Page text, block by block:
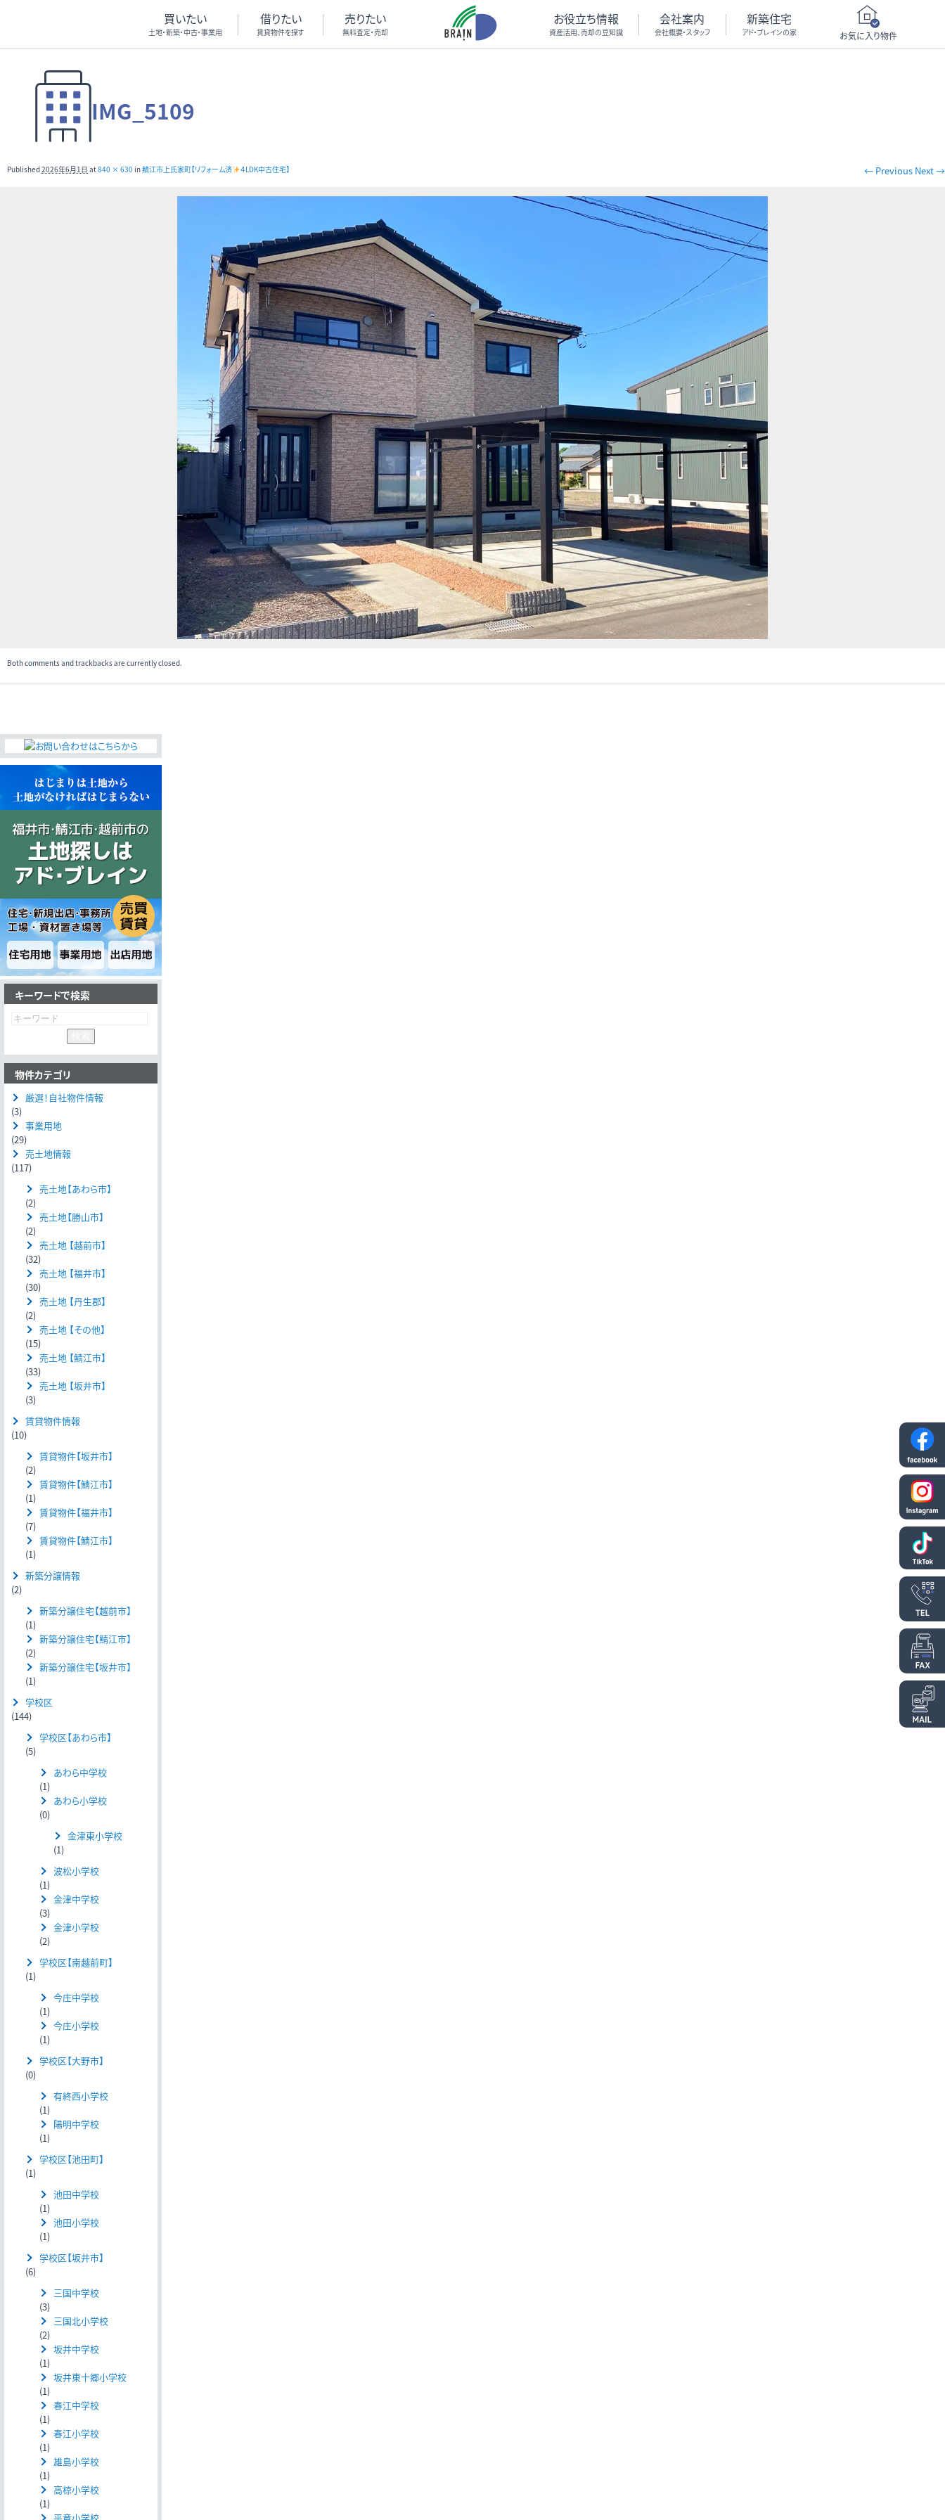
買いたい
土地・新築・中古・事業用
借りたい
賃貸物件を探す
売りたい
無料査定・売却
お役立ち情報
資産活用、売却の豆知識
会社案内
会社概要・スタッフ
新築住宅
アド・ブレインの家 お気に入り物件
IMG_5109
Published2026年6月1日 at840 × 630 in鯖江市上氏家町【リフォーム済 ４LDK中古住宅】 ← Previous Next →
Both comments and trackbacks are currently closed.
キーワードで検索
物件カテゴリ
厳選！自社物件情報
(3)
事業用地
(29)
売土地情報
(117)
売土地【あわら市】
(2)
売土地【勝山市】
(2)
売土地 【越前市】
(32)
売土地 【福井市】
(30)
売土地 【丹生郡】
(2)
売土地 【その他】
(15)
売土地 【鯖江市】
(33)
売土地 【坂井市】
(3)
賃貸物件情報
(10)
賃貸物件【坂井市】
(2)
賃貸物件【鯖江市】
(1)
賃貸物件【福井市】
(7)
賃貸物件【鯖江市】
(1)
新築分譲情報
(2)
新築分譲住宅【越前市】
(1)
新築分譲住宅【鯖江市】
(2)
新築分譲住宅【坂井市】
(1)
学校区
(144)
学校区【あわら市】
(5)
あわら中学校
(1)
あわら小学校
(0)
金津東小学校
(1)
波松小学校
(1)
金津中学校
(3)
金津小学校
(2)
学校区【南越前町】
(1)
今庄中学校
(1)
今庄小学校
(1)
学校区【大野市】
(0)
有終西小学校
(1)
陽明中学校
(1)
学校区【池田町】
(1)
池田中学校
(1)
池田小学校
(1)
学校区【坂井市】
(6)
三国中学校
(3)
三国北小学校
(2)
坂井中学校
(1)
坂井東十郷小学校
(1)
春江中学校
(1)
春江小学校
(1)
雄島小学校
(1)
高椋小学校
(1)